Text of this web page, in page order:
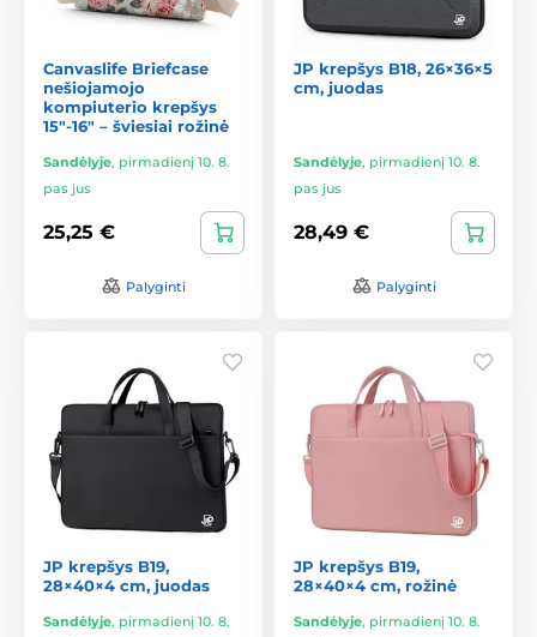
Canvaslife Briefcase
nešiojamojo
kompiuterio krepšys
15"-16" – šviesiai rožinė
Sandėlyje, pirmadienį 10. 8.
pas jus
25,25 €
Palyginti
JP krepšys B18, 26×36×5
cm, juodas
Sandėlyje, pirmadienį 10. 8.
pas jus
28,49 €
Palyginti
JP krepšys B19,
28×40×4 cm, juodas
Sandėlyje, pirmadienį 10. 8.
JP krepšys B19,
28×40×4 cm, rožinė
Sandėlyje, pirmadienį 10. 8.